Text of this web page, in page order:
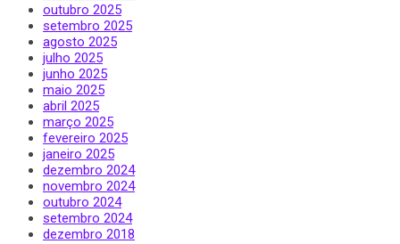
outubro 2025
setembro 2025
agosto 2025
julho 2025
junho 2025
maio 2025
abril 2025
março 2025
fevereiro 2025
janeiro 2025
dezembro 2024
novembro 2024
outubro 2024
setembro 2024
dezembro 2018